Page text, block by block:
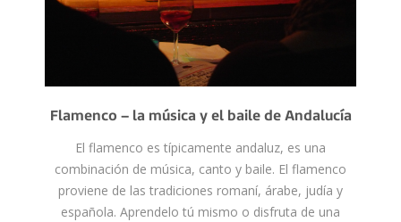
Flamenco – la música y el baile de Andalucía
El flamenco es típicamente andaluz, es una
combinación de música, canto y baile. El flamenco
proviene de las tradiciones romaní, árabe, judía y
española. Aprendelo tú mismo o disfruta de una